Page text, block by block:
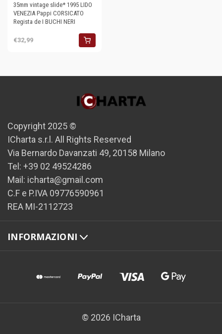
35mm vintage slide* 1995 LIDO
VENEZIA Pappi CORSICATO
Regista de I BUCHI NERI
€32,99
Copyright 2025 ©
ICharta s.r.l. All Rights Reserved
Via Bernardo Davanzati 49, 20158 Milano
Tel: +39 02 49524286
Mail: icharta@gmail.com
C.F e P.IVA 09776590961
REA MI-2112723
INFORMAZIONI
© 2026 ICharta